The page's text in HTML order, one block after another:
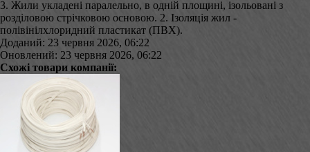
3. Жили укладені паралельно, в одній площині, ізольовані з
розділовою стрічковою основою. 2. Ізоляція жил -
полівінілхлоридний пластикат (ПВХ).
Доданий: 23 червня 2026, 06:22
Оновлений: 23 червня 2026, 06:22
Схожі товари компанії: